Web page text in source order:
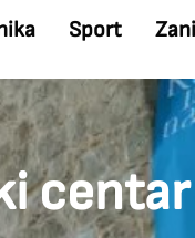
Sport